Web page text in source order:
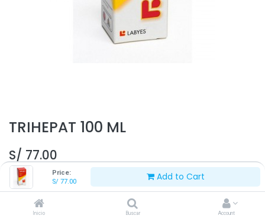
Price:
S/ 77.00 Add to Cart
Inicio Buscar Account
TRIHEPAT 100 ML
S/ 77.00